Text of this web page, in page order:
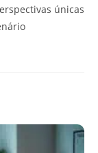
únicas